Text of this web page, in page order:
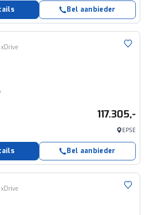
Bel aanbieder
117.305,-
EPSE
Bel aanbieder